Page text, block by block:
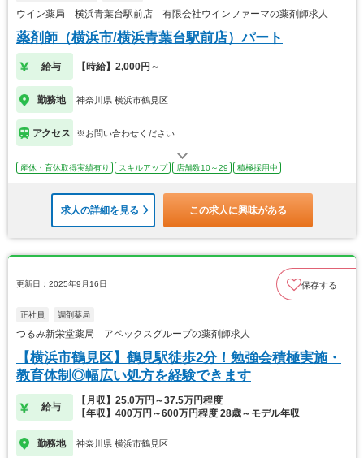
ウイン薬局 横浜青葉台駅前店 有限会社ウインファーマの薬剤師求人
薬剤師（横浜市/横浜青葉台駅前店）パート
給与 【時給】2,000円～
勤務地 神奈川県 横浜市鶴見区
アクセス ※お問い合わせください
産休・育休取得実績有り スキルアップ 店舗数10～29 積極採用中
求人の詳細を見る この求人に興味がある
更新日：2025年9月16日 保存する
正社員 調剤薬局
つるみ新栄堂薬局 アペックスグループの薬剤師求人
【横浜市鶴見区】鶴見駅徒歩2分！勉強会積極実施・
教育体制◎幅広い処方を経験できます
給与
【月収】25.0万円～37.5万円程度
【年収】400万円～600万円程度 28歳～モデル年収
勤務地 神奈川県 横浜市鶴見区